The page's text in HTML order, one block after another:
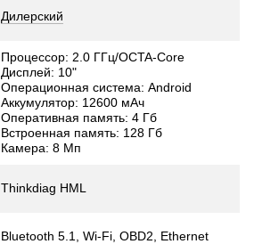
Дилерский
Процессор: 2.0 ГГц/OCTA-Core
Дисплей: 10"
Операционная система: Android
Аккумулятор: 12600 мАч
Оперативная память: 4 Гб
Встроенная память: 128 Гб
Камера: 8 Мп
Thinkdiag HML
Bluetooth 5.1, Wi-Fi, OBD2, Ethernet